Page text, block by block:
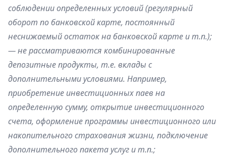
соблюдении определенных условий (регулярный
оборот по банковской карте, постоянный
неснижаемый остаток на банковской карте и т.п.);
— не рассматриваются комбинированные
депозитные продукты, т.е. вклады с
дополнительными условиями. Например,
приобретение инвестиционных паев на
определенную сумму, открытие инвестиционного
счета, оформление программы инвестиционного или
накопительного страхования жизни, подключение
дополнительного пакета услуг и т.п.;